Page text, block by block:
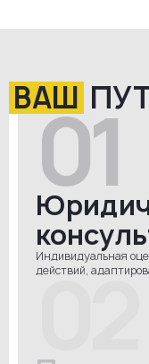
ВАШ
01
Индивидуальная
действий,
02